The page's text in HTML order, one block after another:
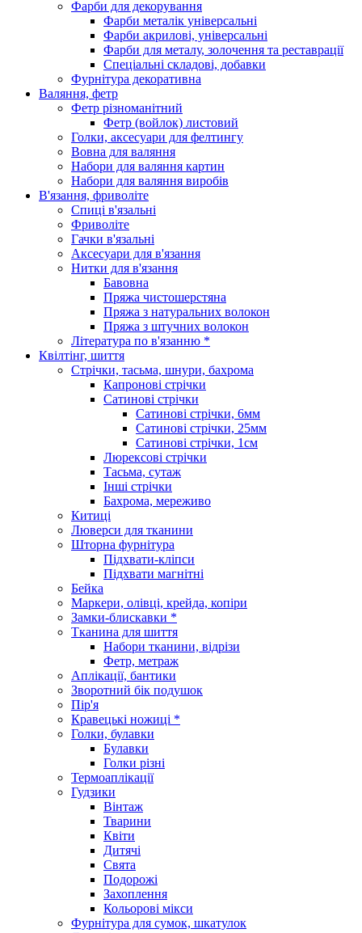
Фарби для декорування
Фарби металік універсальні
Фарби акрилові, універсальні
Фарби для металу, золочення та реставрації
Спеціальні складові, добавки
Фурнітура декоративна
Валяння, фетр
Фетр різноманітний
Фетр (войлок) листовий
Голки, аксесуари для фелтингу
Вовна для валяння
Набори для валяння картин
Набори для валяння виробів
В'язання, фриволіте
Спиці в'язальні
Фриволіте
Гачки в'язальні
Аксесуари для в'язання
Нитки для в'язання
Бавовна
Пряжа чистошерстяна
Пряжа з натуральних волокон
Пряжа з штучних волокон
Література по в'язанню *
Квілтінг, шиття
Стрічки, тасьма, шнури, бахрома
Капронові стрічки
Сатинові стрічки
Сатинові стрічки, 6мм
Сатинові стрічки, 25мм
Сатинові стрічки, 1см
Люрексові стрічки
Тасьма, сутаж
Інші стрічки
Бахрома, мереживо
Китиці
Люверси для тканини
Шторна фурнітура
Підхвати-кліпси
Підхвати магнітні
Бейка
Маркери, олівці, крейда, копіри
Замки-блискавки *
Тканина для шиття
Набори тканини, відрізи
Фетр, метраж
Аплікації, бантики
Зворотний бік подушок
Пір'я
Кравецькі ножиці *
Голки, булавки
Булавки
Голки різні
Термоаплікації
Гудзики
Вінтаж
Тварини
Квіти
Дитячі
Свята
Подорожі
Захоплення
Кольорові мікси
Фурнітура для сумок, шкатулок